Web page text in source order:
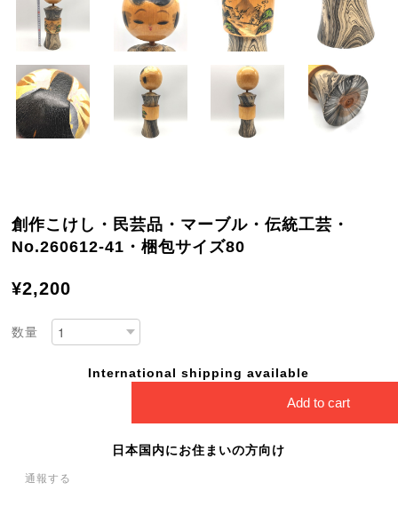
創作こけし・民芸品・マーブル・伝統工芸・
No.260612-41・梱包サイズ80
¥2,200
数量
International shipping available
Add to cart
日本国内にお住まいの方向け
通報する